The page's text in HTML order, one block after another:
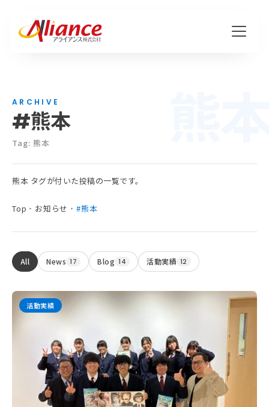
Mission・Vision・Value
会社概要
サービス
ハピワク・HR事業
保険代理店事業
お知らせ
活動実績
Blog
News
ARCHIVE
#熊本
Tag: 熊本
熊本 タグが付いた投稿の一覧です。
Top ・ お知らせ ・#熊本
All News 17 Blog 14 活動実績 12
活動実績